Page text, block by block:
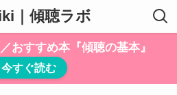
｜傾聴ラボ
おすすめ本『傾聴の基本』
今すぐ読む